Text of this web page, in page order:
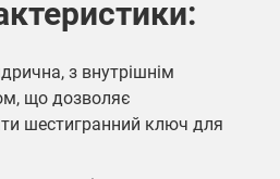
з внутрішнім
що дозволяє
шестигранний ключ для